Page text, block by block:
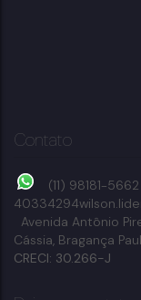
Contato
(11) 98181-5662
40334294
Avenida Antônio
Cássia, Bragança
CRECI: 30.266-J